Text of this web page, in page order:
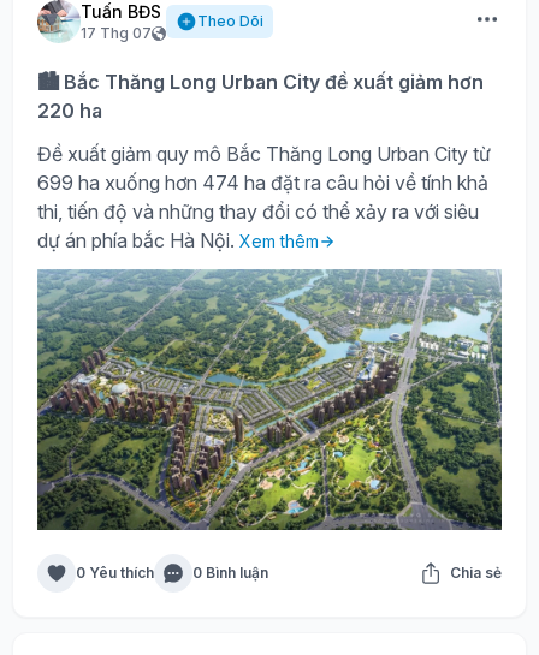
Tuấn BĐS
17 Thg 07
Theo Dõi
🏙️ Bắc Thăng Long Urban City đề xuất giảm hơn
220 ha
Đề xuất giảm quy mô Bắc Thăng Long Urban City từ
699 ha xuống hơn 474 ha đặt ra câu hỏi về tính khả
thi, tiến độ và những thay đổi có thể xảy ra với siêu
dự án phía bắc Hà Nội. Xem thêm
0 Yêu thích 0 Bình luận Chia sẻ